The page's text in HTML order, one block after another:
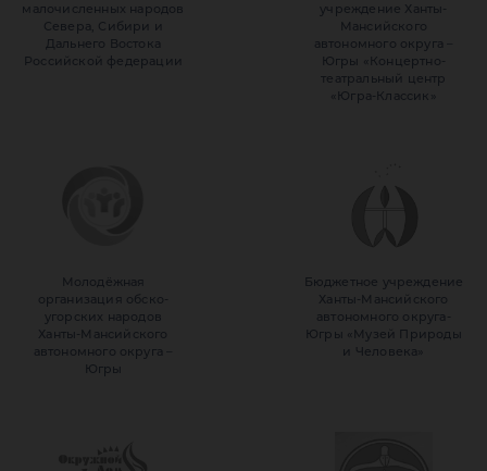
малочисленных народов
Севера, Сибири и
Дальнего Востока
Российской федерации
учреждение Ханты-
Мансийского
автономного округа –
Югры «Концертно-
театральный центр
«Югра-Классик»
Молодёжная
организация обско-
угорских народов
Ханты-Мансийского
автономного округа –
Югры
Бюджетное учреждение
Ханты-Мансийского
автономного округа-
Югры «Музей Природы
и Человека»